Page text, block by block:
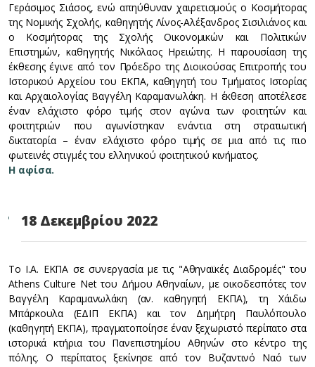
Γεράσιμος Σιάσος, ενώ απηύθυναν χαιρετισμούς ο Κοσμήτορας
της Νομικής Σχολής, καθηγητής Λίνος-Αλέξανδρος Σισιλιάνος και
ο Κοσμήτορας της Σχολής Οικονομικών και Πολιτικών
Επιστημών, καθηγητής Νικόλαος Ηρειώτης. Η παρουσίαση της
έκθεσης έγινε από τον Πρόεδρο της Διοικούσας Επιτροπής του
Ιστορικού Αρχείου του ΕΚΠΑ, καθηγητή του Τμήματος Ιστορίας
και Αρχαιολογίας Βαγγέλη Καραμανωλάκη. Η έκθεση αποτέλεσε
έναν ελάχιστο φόρο τιμής στον αγώνα των φοιτητών και
φοιτητριών που αγωνίστηκαν ενάντια στη στρατιωτική
δικτατορία – έναν ελάχιστο φόρο τιμής σε μια από τις πιο
φωτεινές στιγμές του ελληνικού φοιτητικού κινήματος.
Η αφίσα.
18 Δεκεμβρίου 2022
Το Ι.Α. ΕΚΠΑ σε συνεργασία με τις "Αθηναϊκές Διαδρομές" του
Athens Culture Net του Δήμου Αθηναίων, με οικοδεσπότες τον
Βαγγέλη Καραμανωλάκη (αν. καθηγητή ΕΚΠΑ), τη Χάιδω
Μπάρκουλα (ΕΔΙΠ ΕΚΠΑ) και τον Δημήτρη Παυλόπουλο
(καθηγητή ΕΚΠΑ), πραγματοποίησε έναν ξεχωριστό περίπατο στα
ιστορικά κτήρια του Πανεπιστημίου Αθηνών στο κέντρο της
πόλης. Ο περίπατος ξεκίνησε από τον Βυζαντινό Ναό των